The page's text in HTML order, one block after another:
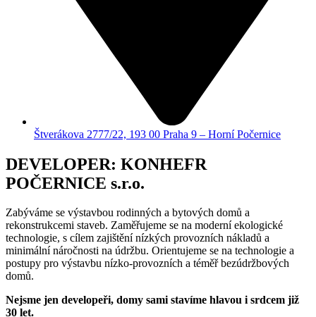
Štverákova 2777/22, 193 00 Praha 9 – Horní Počernice
DEVELOPER: KONHEFR
POČERNICE s.r.o.
Zabýváme se výstavbou rodinných a bytových domů a
rekonstrukcemi staveb. Zaměřujeme se na moderní ekologické
technologie, s cílem zajištění nízkých provozních nákladů a
minimální náročnosti na údržbu. Orientujeme se na technologie a
postupy pro výstavbu nízko-provozních a téměř bezúdržbových
domů.
Nejsme jen developeři, domy sami stavíme hlavou i srdcem již
30 let.